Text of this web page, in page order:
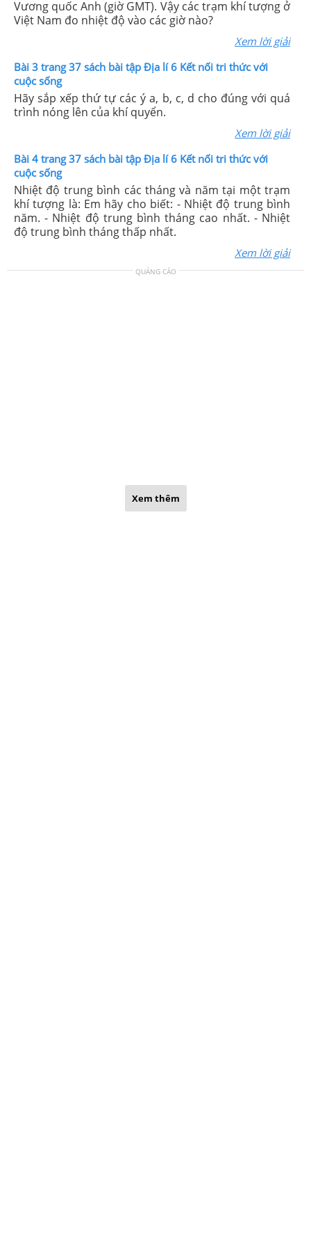
Vương quốc Anh (giờ GMT). Vậy các trạm khí tượng ở
Việt Nam đo nhiệt độ vào các giờ nào?
Xem lời giải
Bài 3 trang 37 sách bài tập Địa lí 6 Kết nối tri thức với
cuộc sống
Hãy sắp xếp thứ tự các ý a, b, c, d cho đúng với quá
trình nóng lên của khí quyển.
Xem lời giải
Bài 4 trang 37 sách bài tập Địa lí 6 Kết nối tri thức với
cuộc sống
Nhiệt độ trung bình các tháng và năm tại một trạm
khí tượng là: Em hãy cho biết: - Nhiệt độ trung bình
năm. - Nhiệt độ trung bình tháng cao nhất. - Nhiệt
độ trung bình tháng thấp nhất.
Xem lời giải
QUẢNG CÁO
Xem thêm